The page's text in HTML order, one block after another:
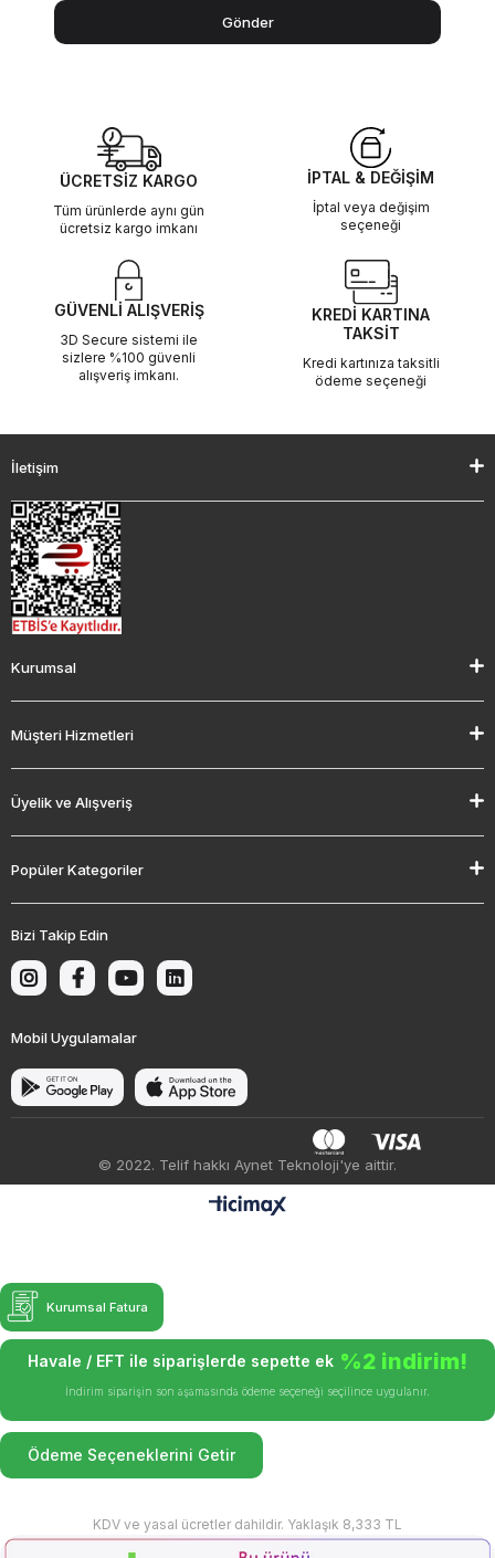
Gönder
ÜCRETSİZ KARGO
Tüm ürünlerde aynı gün
ücretsiz kargo imkanı
İPTAL & DEĞİŞİM
İptal veya değişim
seçeneği
GÜVENLİ ALIŞVERİŞ
3D Secure sistemi ile
sizlere %100 güvenli
alışveriş imkanı.
KREDİ KARTINA
TAKSİT
Kredi kartınıza taksitli
ödeme seçeneği
İletişim
Kurumsal
Müşteri Hizmetleri
Üyelik ve Alışveriş
Popüler Kategoriler
Bizi Takip Edin
Mobil Uygulamalar
© 2022. Telif hakkı Aynet Teknoloji'ye aittir.
Kurumsal Fatura
Havale / EFT ile siparişlerde sepette ek %2 indirim!
İndirim siparişin son aşamasında ödeme seçeneği seçilince uygulanır.
Ödeme Seçeneklerini Getir
KDV ve yasal ücretler dahildir. Yaklaşık 8,333 TL